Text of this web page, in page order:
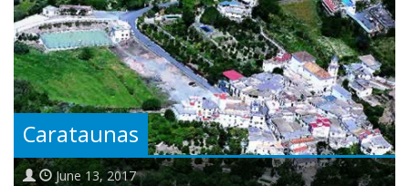
Carataunas
June 13, 2017